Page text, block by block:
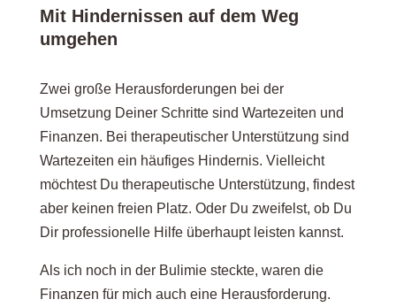
Mit Hindernissen auf dem Weg
umgehen
Zwei große Herausforderungen bei der
Umsetzung Deiner Schritte sind Wartezeiten und
Finanzen. Bei therapeutischer Unterstützung sind
Wartezeiten ein häufiges Hindernis. Vielleicht
möchtest Du therapeutische Unterstützung, findest
aber keinen freien Platz. Oder Du zweifelst, ob Du
Dir professionelle Hilfe überhaupt leisten kannst.
Als ich noch in der Bulimie steckte, waren die
Finanzen für mich auch eine Herausforderung.